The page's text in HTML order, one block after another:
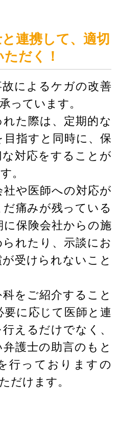
連携して、適切
だく！
によるケガの改善
っています。
た際は、定期的な
指すと同時に、保
対応をすることが
。
や医師への対応が
痛みが残っている
保険会社からの施
れたり、示談にお
受けられないこと
をご紹介すること
に応じて医師と連
えるだけでなく、
護士の助言のもと
行っておりますの
だけます。